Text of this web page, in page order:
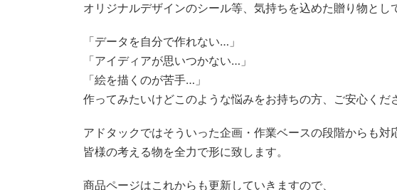
オリジナルデザインのシール等、気持ちを込めた贈り物とし
「データを自分で作れない…」
「アイディアが思いつかない…」
「絵を描くのが苦手…」
作ってみたいけどこのような悩みをお持ちの方、ご安心くだ
アドタックではそういった企画・作業ベースの段階からも対
皆様の考える物を全力で形に致します。
商品ページはこれからも更新していきますので、